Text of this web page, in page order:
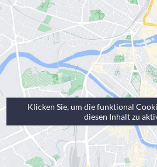
Klicken Sie, um die funktional
diesen Inhalt zu